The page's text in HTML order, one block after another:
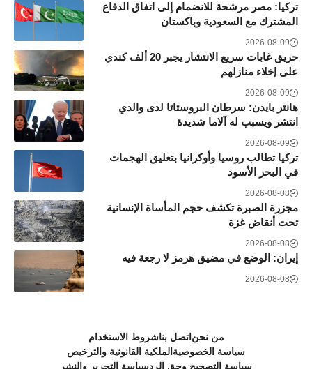
تركيا: مصر مرشحة للانضمام إلى اتفاق الدفاع
المشترك مع السعودية وباكستان
2026-08-09
حريق غابات سريع الانتشار يجبر 20 ألف كندي
على إخلاء منازلهم
2026-08-09
هانتر بايدن: سرطان البروستاتا لدى والدي
انتشر ويسبب له آلاما شديدة
2026-08-09
تركيا تطالب روسيا وأوكرانيا بتعليق الهجمات
في البحر الأسود
2026-08-08
مجزرة الصبرة تكشف حجم المأساة الإنسانية
تحت أنقاض غزة
2026-08-08
إيران: الوضع في مضيق هرمز لا رجعة فيه
2026-08-08
من نحن اتصل بناشروط الاستخدام
سياسة الخصوصية الملكية القانونية والترخيص
سياسة التصحيح وحق الردسياسة التحرير والنشر